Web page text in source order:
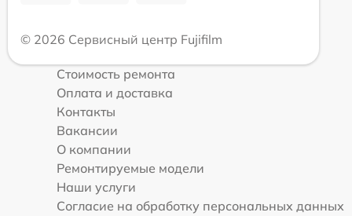
© 2026 Сервисный центр Fujifilm
Стоимость ремонта
Оплата и доставка
Контакты
Вакансии
О компании
Ремонтируемые модели
Наши услуги
Согласие на обработку персональных данных